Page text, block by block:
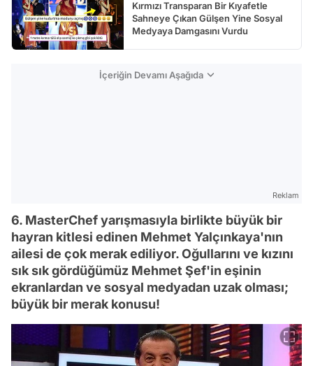
Kırmızı Transparan Bir Kıyafetle
Sahneye Çıkan Gülşen Yine Sosyal
Medyaya Damgasını Vurdu
İçeriğin Devamı Aşağıda
Reklam
6. MasterChef yarışmasıyla birlikte büyük bir
hayran kitlesi edinen Mehmet Yalçınkaya'nın
ailesi de çok merak ediliyor. Oğullarını ve kızını
sık sık gördüğümüz Mehmet Şef'in eşinin
ekranlardan ve sosyal medyadan uzak olması;
büyük bir merak konusu!